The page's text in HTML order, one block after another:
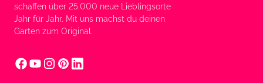
schaffen über 25.000 neue Lieblingsorte
Jahr für Jahr. Mit uns machst du deinen
Garten zum Original.